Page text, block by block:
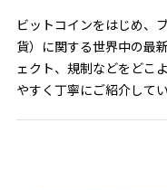
ビットコインをはじめ、
貨）に関する世界中の最
ェクト、規制などをどこ
やすく丁寧にご紹介してい